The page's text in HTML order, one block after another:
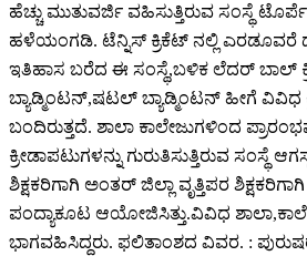
ಹೆಚ್ಚು ಮುತುವರ್ಜಿ ವಹಿಸುತ್ತಿರುವ ಸಂಸ್ಥೆ
ಹಳೆಯಂಗಡಿ. ಟೆನ್ನಿಸ್ ಕ್ರಿಕೆಟ್ ನಲ್ಲಿ ಎರಡೂವರೆ
ಇತಿಹಾಸ ಬರೆದ ಈ ಸಂಸ್ಥೆ,ಬಳಿಕ ಲೆದರ್ ಬಾಲ್
ಬ್ಯಾಡ್ಮಿಂಟನ್,ಷಟಲ್ ಬ್ಯಾಡ್ಮಿಂಟನ್ ಹೀಗೆ ವಿವಿಧ
ಬಂದಿರುತ್ತದೆ. ಶಾಲಾ ಕಾಲೇಜುಗಳಿಂದ
ಕ್ರೀಡಾಪಟುಗಳನ್ನು ಗುರುತಿಸುತ್ತಿರುವ ಸಂಸ್ಥೆ
ಶಿಕ್ಷಕರಿಗಾಗಿ ಅಂತರ್ ಜಿಲ್ಲಾ ವೃತ್ತಿಪರ
ಪಂದ್ಯಾಕೂಟ ಆಯೋಜಿಸಿತ್ತು.ವಿವಿಧ
ಭಾಗವಹಿಸಿದ್ದರು. ಫಲಿತಾಂಶದ ವಿವರ. :